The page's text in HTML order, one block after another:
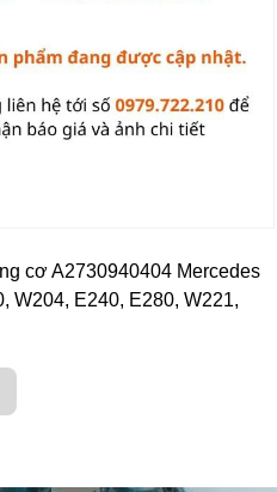
cơ A2730940404 Mercedes
W204, E240, E280, W221,